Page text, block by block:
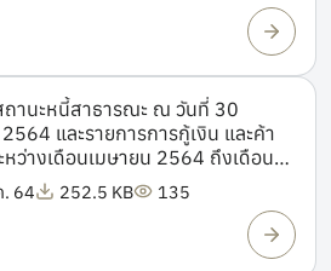
ถานะหนี้สาธารณะ ณ วันที่ 30
และรายการการกู้เงิน และค้า
หว่างเดือนเมษายน 2564 ถึงเดือน
. 64 252.5 KB 135